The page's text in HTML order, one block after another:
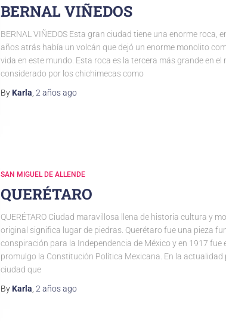
BERNAL VIÑEDOS
BERNAL VIÑEDOS Esta gran ciudad tiene una enorme roca,
años atrás había un volcán que dejó un enorme monolito
vida en este mundo. Esta roca es la tercera más grande en el
considerado por los chichimecas como
By Karla ,2 añosago
SAN MIGUEL DE ALLENDE
QUERÉTARO
QUERÉTARO Ciudad maravillosa llena de historia cultura y
original significa lugar de piedras. Querétaro fue una pieza
conspiración para la Independencia de México y en 1917 fue
promulgo la Constitución Política Mexicana. En la actualidad
ciudad que
By Karla,2 añosago